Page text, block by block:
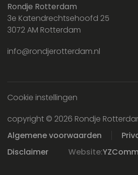
Rondje Rotterdam
3e Katendrechtsehoofd 25
3072 AM Rotterdam
info@rondjerotterdam.nl
Cookie instellingen
copyright © 2026 Rondje
Algemene voorwaarden
Disclaimer
Website: